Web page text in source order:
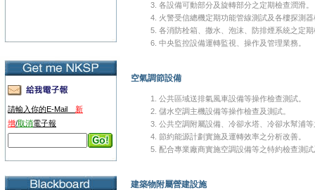
請輸入你的E-Mail 新
增/取消電子報
各設備可動部分及旋轉部分之定期檢查潤滑。
火警受信總機定期功能管線測試及各樓探測
各消防栓箱、撒水、泡沫、防排煙系統之定
中央監控設備運轉監視、操作及管理業務。
空氣調節設備
公共區域送排氣風車設備等操作檢查測試。
儲水空調主機設備等操作檢查及測試。
公共空調附屬設備、冷卻水塔、冷卻水幫浦
節約能源計劃實施及運轉效率之分析改善。
配合專業廠商實施空調設備等之特約檢查測
建築物附屬營建設施